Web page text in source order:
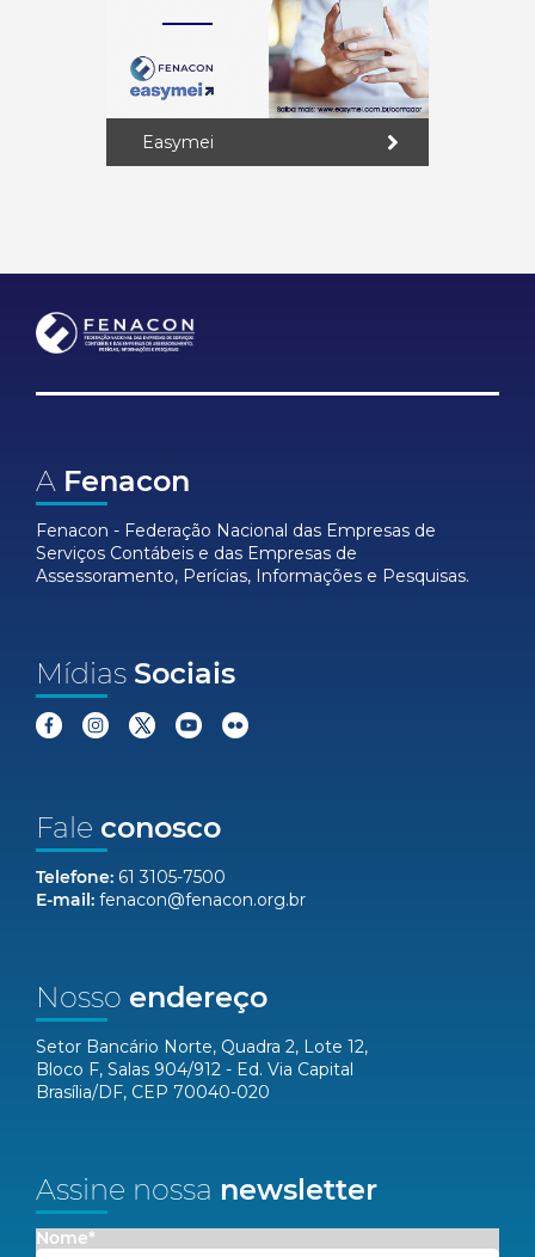
Easymei
A Fenacon
Fenacon - Federação Nacional das Empresas de
Serviços Contábeis e das Empresas de
Assessoramento, Perícias, Informações e Pesquisas.
Mídias Sociais
Fale conosco
Telefone: 61 3105-7500
E-mail: fenacon@fenacon.org.br
Nosso endereço
Setor Bancário Norte, Quadra 2, Lote 12,
Bloco F, Salas 904/912 - Ed. Via Capital
Brasília/DF, CEP 70040-020
Assine nossa newsletter
Nome*